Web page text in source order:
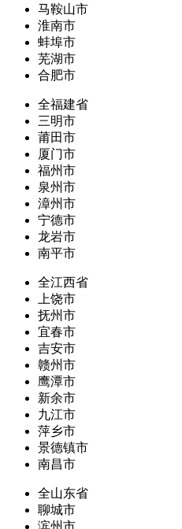
马鞍山市
淮南市
蚌埠市
芜湖市
合肥市
全福建省
三明市
莆田市
厦门市
福州市
泉州市
漳州市
宁德市
龙岩市
南平市
全江西省
上饶市
抚州市
宜春市
吉安市
赣州市
鹰潭市
新余市
九江市
萍乡市
景德镇市
南昌市
全山东省
聊城市
滨州市